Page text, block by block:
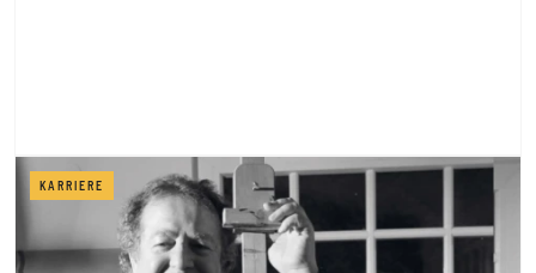
KARRIERE